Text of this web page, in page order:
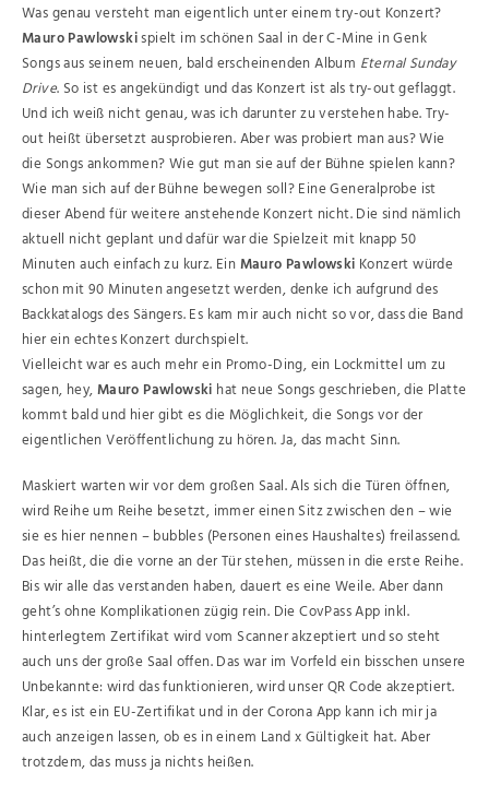
Was genau versteht man eigentlich unter einem try-out Konzert?
Mauro Pawlowskispielt im schönen Saal in der C-Mine in Genk
Songs aus seinem neuen, bald erscheinenden Album Eternal Sunday
Drive. So ist es angekündigt und das Konzert ist als try-out geflaggt.
Und ich weiß nicht genau, was ich darunter zu verstehen habe. Try-
out heißt übersetzt ausprobieren. Aber was probiert man aus? Wie
die Songs ankommen? Wie gut man sie auf der Bühne spielen kann?
Wie man sich auf der Bühne bewegen soll? Eine Generalprobe ist
dieser Abend für weitere anstehende Konzert nicht. Die sind nämlich
aktuell nicht geplant und dafür war die Spielzeit mit knapp 50
Minuten auch einfach zu kurz. EinMauro Pawlowski Konzert würde
schon mit 90 Minuten angesetzt werden, denke ich aufgrund des
Backkatalogs des Sängers. Es kam mir auch nicht so vor, dass die Band
hier ein echtes Konzert durchspielt.
Vielleicht war es auch mehr ein Promo-Ding, ein Lockmittel um zu
sagen, hey,Mauro Pawlowski hat neue Songs geschrieben, die Platte
kommt bald und hier gibt es die Möglichkeit, die Songs vor der
eigentlichen Veröffentlichung zu hören. Ja, das macht Sinn.
Maskiert warten wir vor dem großen Saal. Als sich die Türen öffnen,
wird Reihe um Reihe besetzt, immer einen Sitz zwischen den – wie
sie es hier nennen – bubbles (Personen eines Haushaltes) freilassend.
Das heißt, die die vorne an der Tür stehen, müssen in die erste Reihe.
Bis wir alle das verstanden haben, dauert es eine Weile. Aber dann
geht’s ohne Komplikationen zügig rein. Die CovPass App inkl.
hinterlegtem Zertifikat wird vom Scanner akzeptiert und so steht
auch uns der große Saal offen. Das war im Vorfeld ein bisschen unsere
Unbekannte: wird das funktionieren, wird unser QR Code akzeptiert.
Klar, es ist ein EU-Zertifikat und in der Corona App kann ich mir ja
auch anzeigen lassen, ob es in einem Land x Gültigkeit hat. Aber
trotzdem, das muss ja nichts heißen.